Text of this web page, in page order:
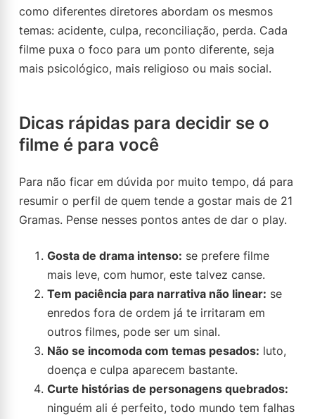
como diferentes diretores abordam os mesmos
temas: acidente, culpa, reconciliação, perda. Cada
filme puxa o foco para um ponto diferente, seja
mais psicológico, mais religioso ou mais social.
Dicas rápidas para decidir se o
filme é para você
Para não ficar em dúvida por muito tempo, dá para
resumir o perfil de quem tende a gostar mais de 21
Gramas. Pense nesses pontos antes de dar o play.
Gosta de drama intenso: se prefere filme
mais leve, com humor, este talvez canse.
Tem paciência para narrativa não linear: se
enredos fora de ordem já te irritaram em
outros filmes, pode ser um sinal.
Não se incomoda com temas pesados: luto,
doença e culpa aparecem bastante.
Curte histórias de personagens quebrados:
ninguém ali é perfeito, todo mundo tem falhas